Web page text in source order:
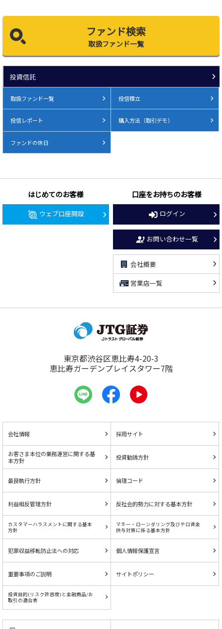
ファンド検索
取扱ファンド一覧
投資信託
取扱ファンド一覧 投信積立
投信レポート 購入方法（取引デモ）
ファンドの休日
はじめてのお客様
ウェブ口座開設
口座をお持ちのお客様
ログイン
お問い合わせ一覧
会社概要
営業店一覧
東京都渋谷区恵比寿4-20-3
恵比寿ガーデンプレイスタワー7階
会社情報 採用サイト
お客さま本位の業務運営に関する基
本方針
投資勧誘方針
最良執行方針 倫理コード
利益相反管理方針 反社会的勢力に対する基本方針
カスタマーハラスメントに関する基本
方針
マネー・ローンダリング及びテロ資金
供与対策に係る基本方針
犯罪収益移転防止法への対応 個人情報保護宣言
重要事項のご説明 サイトポリシー
投資目的(リスク許容度)と金融商品/お
取引の適合表